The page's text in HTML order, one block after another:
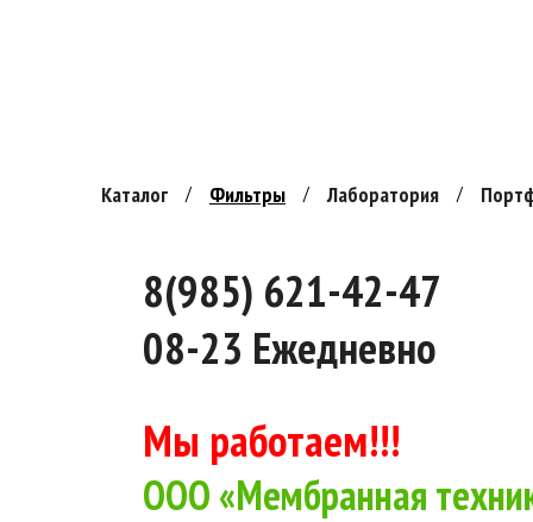
Каталог Фильтры Лаборатория
8(985) 621-42-47
08-23 Ежедневно
Мы работаем!!!
ООО «Мембранная